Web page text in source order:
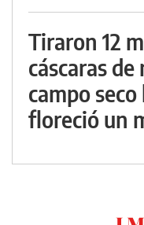
Tiraron 12
cáscaras
campo
floreció un